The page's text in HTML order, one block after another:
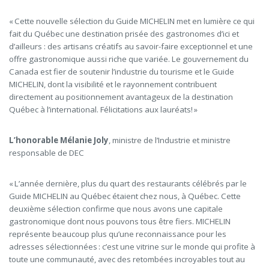
« Cette nouvelle sélection du Guide MICHELIN met en lumière ce qui
fait du Québec une destination prisée des gastronomes d’ici et
d’ailleurs : des artisans créatifs au savoir-faire exceptionnel et une
offre gastronomique aussi riche que variée. Le gouvernement du
Canada est fier de soutenir l’industrie du tourisme et le Guide
MICHELIN, dont la visibilité et le rayonnement contribuent
directement au positionnement avantageux de la destination
Québec à l’international. Félicitations aux lauréats! »
L’honorable Mélanie Joly, ministre de l’Industrie et ministre
responsable de DEC
« L’année dernière, plus du quart des restaurants célébrés par le
Guide MICHELIN au Québec étaient chez nous, à Québec. Cette
deuxième sélection confirme que nous avons une capitale
gastronomique dont nous pouvons tous être fiers. MICHELIN
représente beaucoup plus qu’une reconnaissance pour les
adresses sélectionnées : c’est une vitrine sur le monde qui profite à
toute une communauté, avec des retombées incroyables tout au